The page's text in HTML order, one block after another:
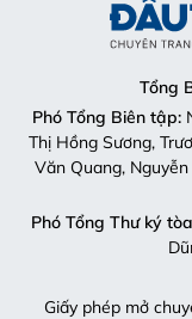
Tổng
Phó Tổng Biên tập:
Thị Hồng Sương,
Văn Quang,
Phó Tổng Thư ký
Giấy phép mở